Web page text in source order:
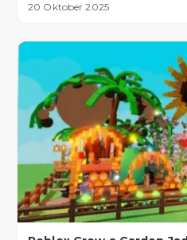
20 Oktober 2025